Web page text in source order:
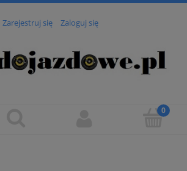
Zarejestruj się Zaloguj się